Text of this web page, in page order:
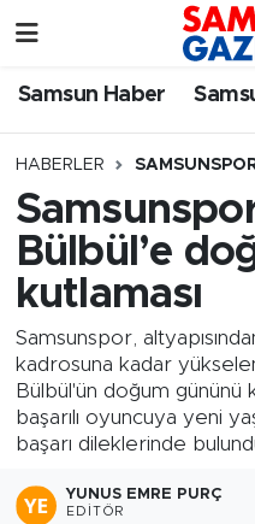
Samsun Haber
HABERLER
Bülbül’e
kutlaması
Samsunspor,
kadrosuna kadar
Bülbül'ün doğum gününü
başarılı oyuncuya yeni
başarı dileklerinde
YUNUS EMRE PURÇ
EDITÖR
Samsun Haber
Samsun Rehberi
Resmi İlanlar
Samsun Nöbetçi
SAMSUN Namaz
Samsun Trafik
Süper Lig Puan
Tüm Manşetler